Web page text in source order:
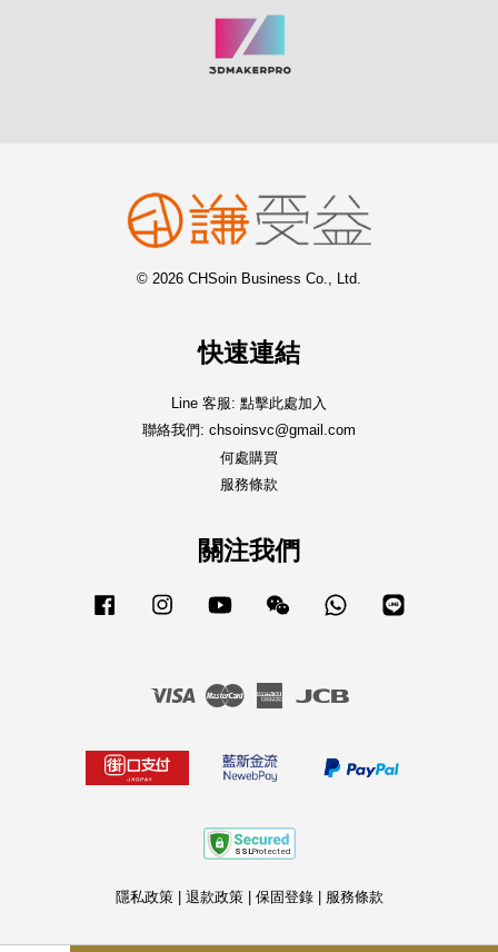
© 2026 CHSoin Business Co., Ltd.
快速連結
Line 客服: 點擊此處加入
聯絡我們: chsoinsvc@gmail.com
何處購買
服務條款
關注我們
Facebook Instagram YouTube Wechat Whatsapp
Visa Master
American
隱私政策| 退款政策| 保固登錄| 服務條款